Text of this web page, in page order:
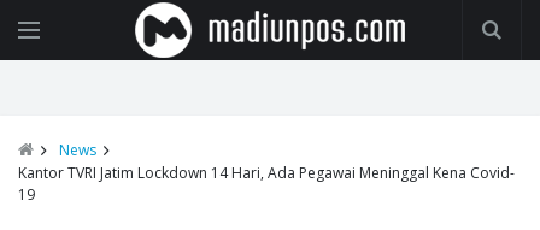
News
Kantor TVRI Jatim Lockdown 14 Hari, Ada Pegawai Meninggal Kena Covid-
19